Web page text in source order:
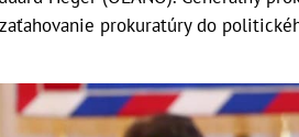
prokuratúry do